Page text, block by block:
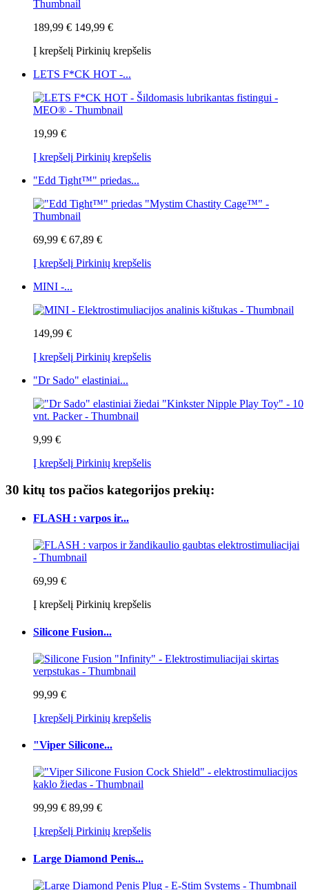
189,99 € 149,99 €
Į krepšelį Pirkinių krepšelis
LETS F*CK HOT -...
19,99 €
Į krepšelį Pirkinių krepšelis
"Edd Tight™" priedas...
69,99 € 67,89 €
Į krepšelį Pirkinių krepšelis
MINI -...
149,99 €
Į krepšelį Pirkinių krepšelis
"Dr Sado" elastiniai...
9,99 €
Į krepšelį Pirkinių krepšelis
30 kitų tos pačios kategorijos prekių:
FLASH : varpos ir...
69,99 €
Į krepšelį Pirkinių krepšelis
Silicone Fusion...
99,99 €
Į krepšelį Pirkinių krepšelis
"Viper Silicone...
99,99 € 89,99 €
Į krepšelį Pirkinių krepšelis
Large Diamond Penis...